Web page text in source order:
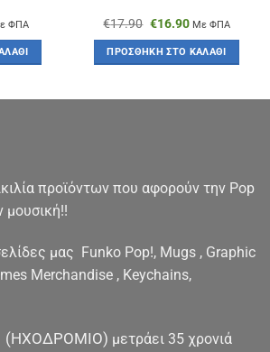
ΦΠΑ €17.90 Original
was:
€17.90.
€16.90Η
τιμή
είναι:
€16.90.
Με ΦΠΑ
ΠΡΟΣΘΉΚΗ ΣΤΟ ΚΑΛΆΘΙ
προϊόντων που αφορούν την Pop
μουσική!!
μας Funko Pop!, Mugs , Graphic
Merchandise , Keychains,
(ΗΧΟΔΡΟΜΙΟ) μετράει 35 χρονιά